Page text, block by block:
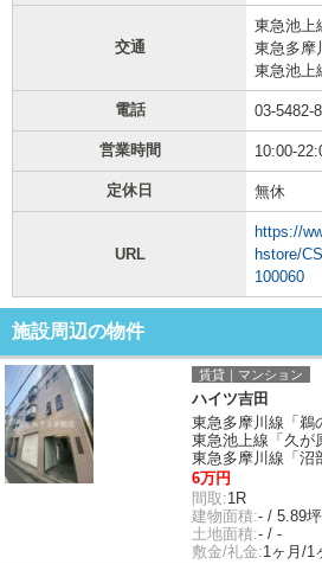
交通
東急池上
東急多摩
東急池上
電話 03-5482-
営業時間 10:00-
定休日 無休
URL
https://
hstore/
100060
施設周辺の物件
賃貸｜マンション
ハイツ吉田
東急多摩川線「鵜
東急池上線「久が
東急多摩川線「沼
6万円
間取:1R
建物面積:- / 5.89坪
土地面積:- / -
敷金/礼金:1ヶ月/1